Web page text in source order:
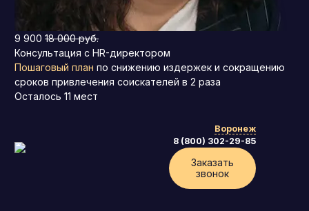
9 900 18 000 руб.
Консультация с HR-директором
Пошаговый план по снижению издержек и сокращению
сроков привлечения соискателей в 2 раза
Осталось 11 мест
Воронеж
8 (800) 302-29-85
Заказать
звонок